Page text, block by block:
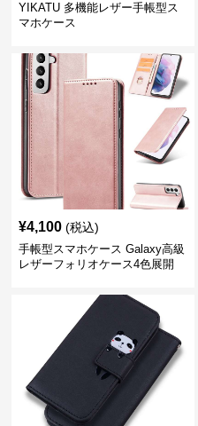
YIKATU 多機能レザー手帳型ス
マホケース
¥4,100 (税込)
手帳型スマホケース Galaxy高級
レザーフォリオケース4色展開